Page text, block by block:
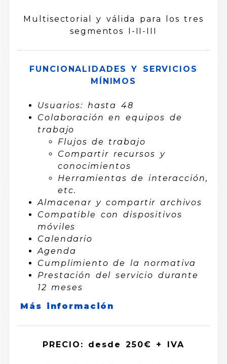
Multisectorial y válida para los tres
segmentos I-II-III
FUNCIONALIDADES Y SERVICIOS
MÍNIMOS
Usuarios: hasta 48
Colaboración en equipos de
trabajo
Flujos de trabajo
Compartir recursos y
conocimientos
Herramientas de interacción,
etc.
Almacenar y compartir archivos
Compatible con dispositivos
móviles
Calendario
Agenda
Cumplimiento de la normativa
Prestación del servicio durante
12 meses
Más información
PRECIO: desde 250€ + IVA